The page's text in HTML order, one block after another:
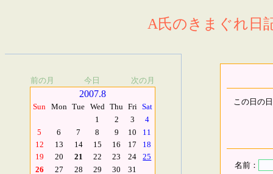
A氏のきまぐれ日
前の月 今日 次の月
2007.8
Sun Mon Tue Wed Thu Fri Sat
1
2 3
4
5
6 7 8 9 10
11
12
13 14 15 16 17
18
19
20 21 22 23 24
25
26
27 28 29 30 31
この日の
名前：